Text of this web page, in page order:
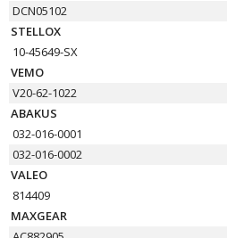
DCN05102
STELLOX
10-45649-SX
VEMO
V20-62-1022
ABAKUS
032-016-0001
032-016-0002
VALEO
814409
MAXGEAR